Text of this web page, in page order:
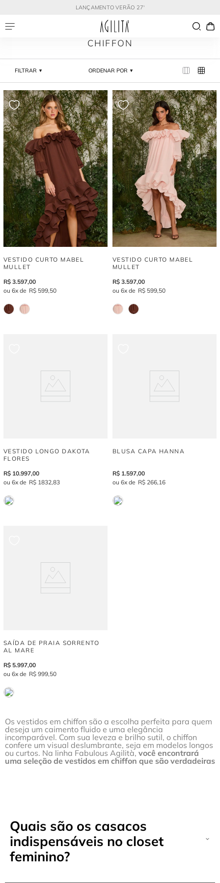
LANÇAMENTO VERÃO 27'
CHIFFON
FILTRAR ORDENAR POR
VESTIDO CURTO MABEL
MULLET
R$ 3.597,00
6
R$ 599,50
VESTIDO CURTO MABEL
MULLET
R$ 3.597,00
6
R$ 599,50
VESTIDO LONGO DAKOTA
FLORES
R$ 10.997,00
6
R$ 1832,83
BLUSA CAPA HANNA
R$ 1.597,00
6
R$ 266,16
SAÍDA DE PRAIA SORRENTO
AL MARE
R$ 5.997,00
6
R$ 999,50
Os vestidos em chiffon são a escolha perfeita para quem
deseja um caimento fluido e uma elegância
incomparável. Com sua leveza e brilho sutil, o chiffon
confere um visual deslumbrante, seja em modelos longos
ou curtos. Na linha Fabulous Agilità, você encontrará
uma seleção de vestidos em chiffon que são verdadeiras
chiffon: descubra os
modelos Agilità!
Quais são os casacos
indispensáveis no closet
feminino?